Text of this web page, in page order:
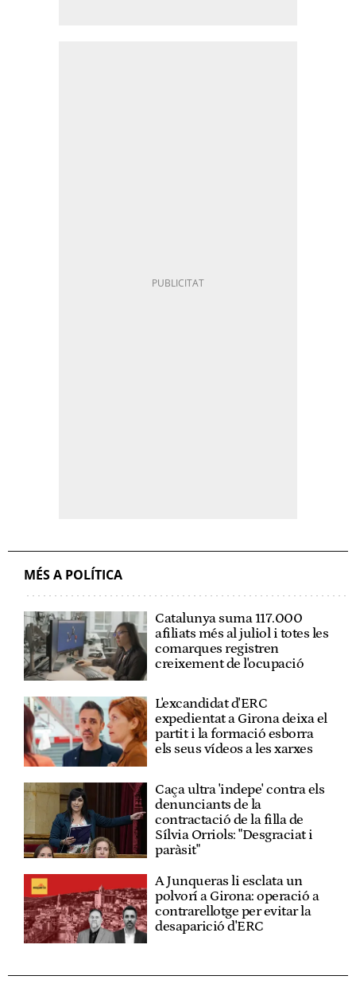
MÉS A POLÍTICA
Catalunya suma 117.000
afiliats més al juliol i totes les
comarques registren
creixement de l'ocupació
L'excandidat d'ERC
expedientat a Girona deixa el
partit i la formació esborra
els seus vídeos a les xarxes
Caça ultra 'indepe' contra els
denunciants de la
contractació de la filla de
Sílvia Orriols: "Desgraciat i
paràsit"
A Junqueras li esclata un
polvorí a Girona: operació a
contrarellotge per evitar la
desaparició d'ERC